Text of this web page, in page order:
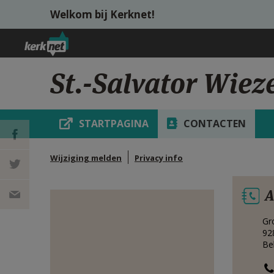
Overslaan en naar de inhoud gaan
Welkom bij Kerknet!
St.-Salvator
STARTPAGINA CONTACTEN
Wijziging melden Privacy info
DEEL OP
FACEBOOK
DEEL OP